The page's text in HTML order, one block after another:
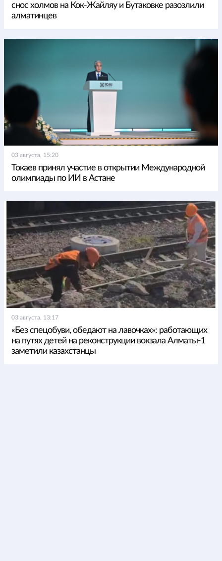
снос холмов на Кок-Жайляу и Бутаковке разозлили
алматинцев
03 августа, 15:20
Токаев принял участие в открытии Международной
олимпиады по ИИ в Астане
03 августа, 13:17
«Без спецобуви, обедают на лавочках»: работающих
на путях детей на реконструкции вокзала Алматы-1
заметили казахстанцы